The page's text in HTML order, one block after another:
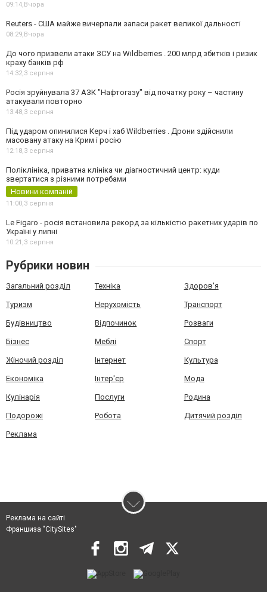
09:14, Вчора
Reuters - США майже вичерпали запаси ракет великої дальності
08:29, Вчора
До чого призвели атаки ЗСУ на Wildberries . 200 млрд збитків і ризик
краху банків рф
14:32,3 серпня
Росія зруйнувала 37 АЗК "Нафтогазу" від початку року – частину
атакували повторно
13:48,3 серпня
Під ударом опинилися Керч і хаб Wildberries . Дрони здійснили
масовану атаку на Крим і росію
12:18,3 серпня
Поліклініка, приватна клініка чи діагностичний центр: куди
звертатися з різними потребами
Новини компаній
11:00,3 серпня
Le Figaro - росія встановила рекорд за кількістю ракетних ударів по
Україні у липні
10:21,3 серпня
Рубрики новин
Загальний розділ Техніка Здоров'я
Туризм Нерухомість Транспорт
Будівництво Відпочинок Розваги
Бізнес Меблі Спорт
Жіночий розділ Інтернет Культура
Економіка Інтер'єр Мода
Кулінарія Послуги Родина
Подорожі Робота Дитячий розділ
Реклама
Реклама на сайті
Франшиза "CitySites"